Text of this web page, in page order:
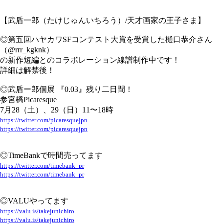
【武盾一郎（たけじゅんいちろう）/天才画家の王子さま】
◎第五回ハヤカワSFコンテスト大賞を受賞した樋口恭介さん
（@rrr_kgknk）
の新作短編とのコラボレーション線譜制作中です！
詳細は解禁後！
◎武盾ー郎個展 『0.03』残り二日間！
参宮橋Picaresque
7月28（土）、29（日）11〜18時
https://twitter.com/picaresquejpn
https://twitter.com/picaresquejpn
◎TimeBankで時間売ってます
https://twitter.com/timebank_pr
https://twitter.com/timebank_pr
◎VALUやってます
https://valu.is/takejunichiro
https://valu.is/takejunichiro